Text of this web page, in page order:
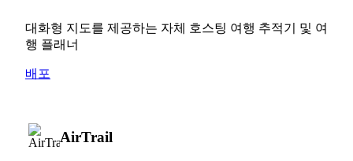
대화형 지도를 제공하는 자체 호스팅 여행 추적기 및 여
행 플래너
배포
AirTrail